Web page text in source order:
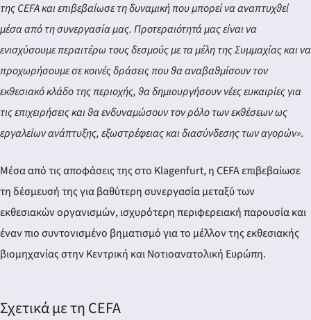
της CEFA και επιβεβαίωσε τη δυναμική που μπορεί να αναπτυχθεί
μέσα από τη συνεργασία μας. Προτεραιότητά μας είναι να
ενισχύσουμε περαιτέρω τους δεσμούς με τα μέλη της Συμμαχίας και να
προχωρήσουμε σε κοινές δράσεις που θα αναβαθμίσουν τον
εκθεσιακό κλάδο της περιοχής, θα δημιουργήσουν νέες ευκαιρίες για
τις επιχειρήσεις και θα ενδυναμώσουν τον ρόλο των εκθέσεων ως
εργαλείων ανάπτυξης, εξωστρέφειας και διασύνδεσης των αγορών».
Μέσα από τις αποφάσεις της στο Klagenfurt, η CEFA επιβεβαίωσε
τη δέσμευσή της για βαθύτερη συνεργασία μεταξύ των
εκθεσιακών οργανισμών, ισχυρότερη περιφερειακή παρουσία και
έναν πιο συντονισμένο βηματισμό για το μέλλον της εκθεσιακής
βιομηχανίας στην Κεντρική και Νοτιοανατολική Ευρώπη.
Σχετικά με τη CEFA